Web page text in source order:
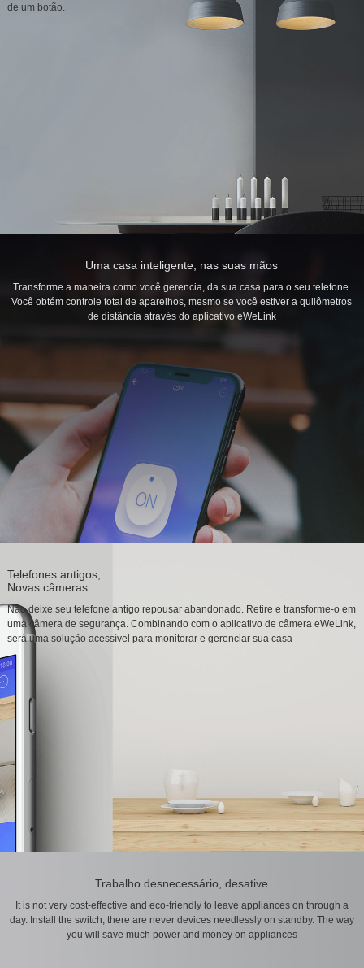
de um botão.
Uma casa inteligente, nas suas mãos
Transforme a maneira como você gerencia, da sua casa para o seu telefone.
Você obtém controle total de aparelhos, mesmo se você estiver a quilômetros
de distância através do aplicativo eWeLink
Telefones antigos,
Novas câmeras
Não deixe seu telefone antigo repousar abandonado. Retire e transforme-o em
uma câmera de segurança. Combinando com o aplicativo de câmera eWeLink,
será uma solução acessível para monitorar e gerenciar sua casa
Trabalho desnecessário, desative
It is not very cost-effective and eco-friendly to leave appliances on through a
day. Install the switch, there are never devices needlessly on standby. The way
you will save much power and money on appliances